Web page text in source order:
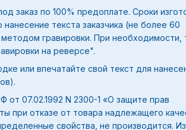
заказ по 100% предоплате. Сроки
текста заказчика (не более 60
гравировки. При необходимости,
на реверсе".
или впечатайте свой текст для
от 07.02.1992 N 2300-1 «О защите прав
при отказе от товара надлежащего
свойства, не производится.